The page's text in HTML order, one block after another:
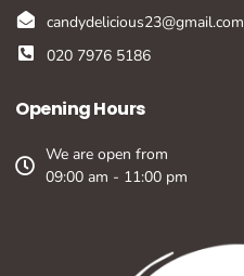
Opening Hours
We are open from
09:00 am - 11:00 pm
candydelicious23@gmail.com
020 7976 5186